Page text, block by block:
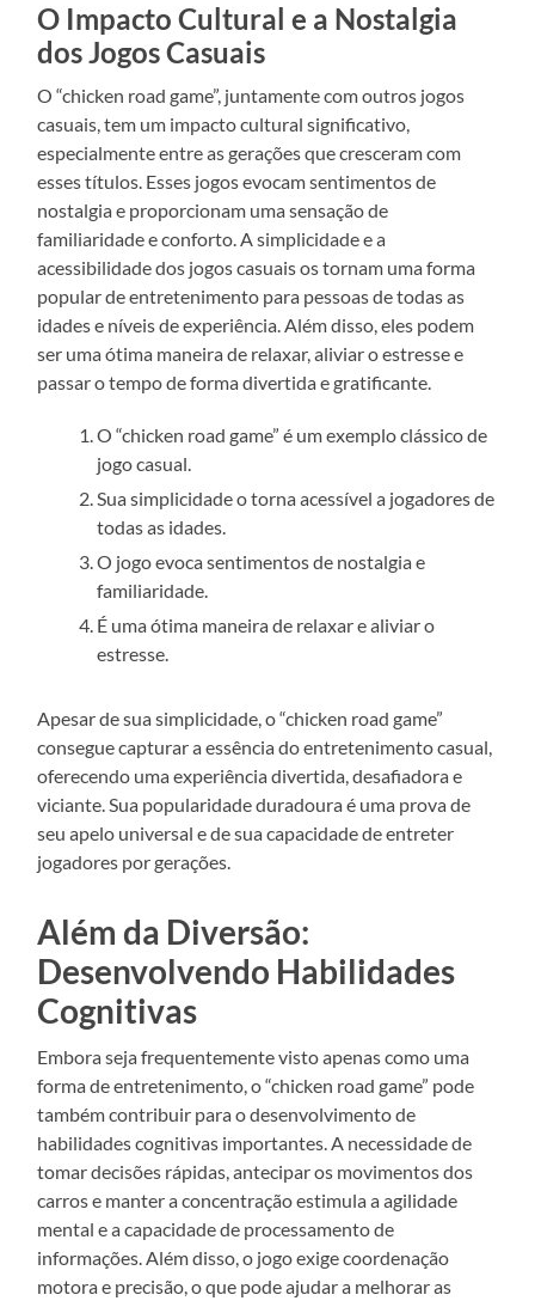
O Impacto Cultural e a Nostalgia
dos Jogos Casuais
O “chicken road game”, juntamente com outros jogos
casuais, tem um impacto cultural significativo,
especialmente entre as gerações que cresceram com
esses títulos. Esses jogos evocam sentimentos de
nostalgia e proporcionam uma sensação de
familiaridade e conforto. A simplicidade e a
acessibilidade dos jogos casuais os tornam uma forma
popular de entretenimento para pessoas de todas as
idades e níveis de experiência. Além disso, eles podem
ser uma ótima maneira de relaxar, aliviar o estresse e
passar o tempo de forma divertida e gratificante.
O “chicken road game” é um exemplo clássico de
jogo casual.
Sua simplicidade o torna acessível a jogadores de
todas as idades.
O jogo evoca sentimentos de nostalgia e
familiaridade.
É uma ótima maneira de relaxar e aliviar o
estresse.
Apesar de sua simplicidade, o “chicken road game”
consegue capturar a essência do entretenimento casual,
oferecendo uma experiência divertida, desafiadora e
viciante. Sua popularidade duradoura é uma prova de
seu apelo universal e de sua capacidade de entreter
jogadores por gerações.
Além da Diversão:
Desenvolvendo Habilidades
Cognitivas
Embora seja frequentemente visto apenas como uma
forma de entretenimento, o “chicken road game” pode
também contribuir para o desenvolvimento de
habilidades cognitivas importantes. A necessidade de
tomar decisões rápidas, antecipar os movimentos dos
carros e manter a concentração estimula a agilidade
mental e a capacidade de processamento de
informações. Além disso, o jogo exige coordenação
motora e precisão, o que pode ajudar a melhorar as